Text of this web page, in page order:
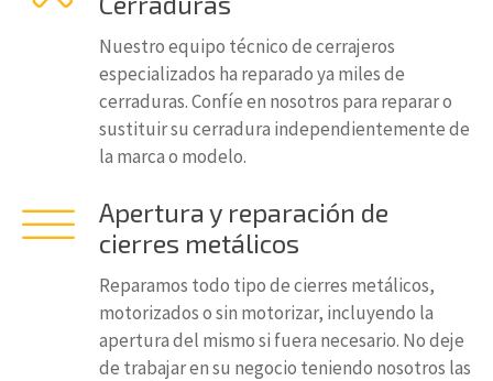
Nuestro equipo técnico de cerrajeros
especializados ha reparado ya miles de
cerraduras. Confíe en nosotros para reparar o
sustituir su cerradura independientemente de
la marca o modelo.
Apertura y reparación de
cierres metálicos
Reparamos todo tipo de cierres metálicos,
motorizados o sin motorizar, incluyendo la
apertura del mismo si fuera necesario. No deje
de trabajar en su negocio teniendo nosotros las